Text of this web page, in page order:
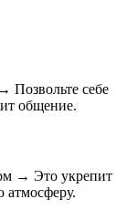
Позвольте себе
общение.
→ Это укрепит
атмосферу.